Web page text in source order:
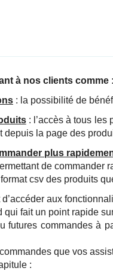
à nos clients comme :
: la possibilité de
: l’accès à tous les
depuis la page des
plus
de commander
csv des produits
d’accéder aux
qui fait un point rapide
futures commandes à
que vos
: